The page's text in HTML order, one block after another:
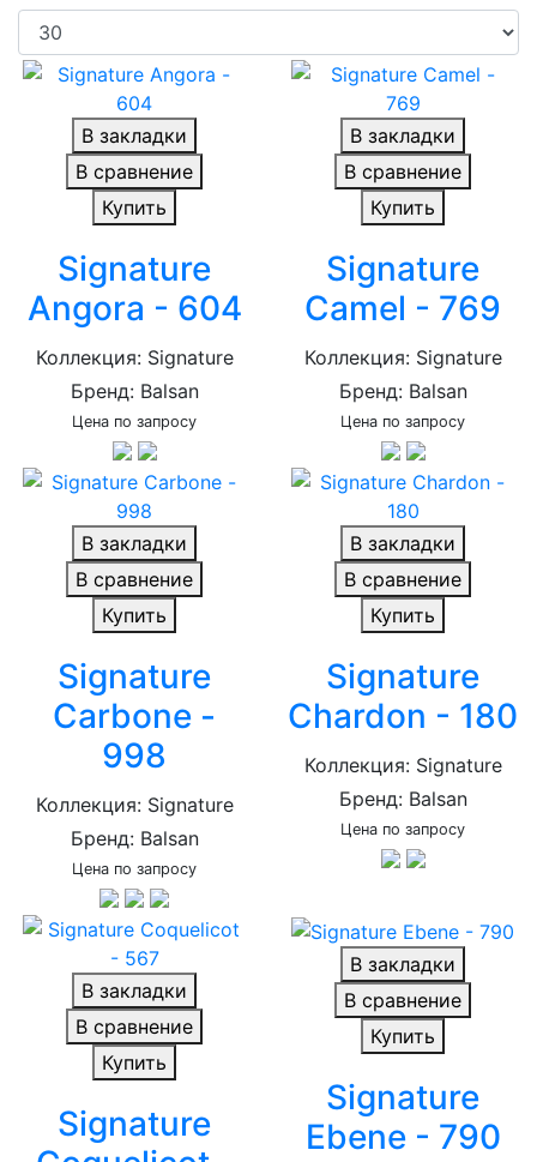
В закладки
В сравнение
Купить
Signature
Angora - 604
Коллекция: Signature
Бренд: Balsan
Цена по запросу
В закладки
В сравнение
Купить
Signature
Camel - 769
Коллекция: Signature
Бренд: Balsan
Цена по запросу
В закладки
В сравнение
Купить
Signature
Carbone -
998
Коллекция: Signature
Бренд: Balsan
Цена по запросу
В закладки
В сравнение
Купить
Signature
Chardon - 180
Коллекция: Signature
Бренд: Balsan
Цена по запросу
В закладки
В сравнение
Купить
Signature
В закладки
В сравнение
Купить
Signature
Ebene - 790